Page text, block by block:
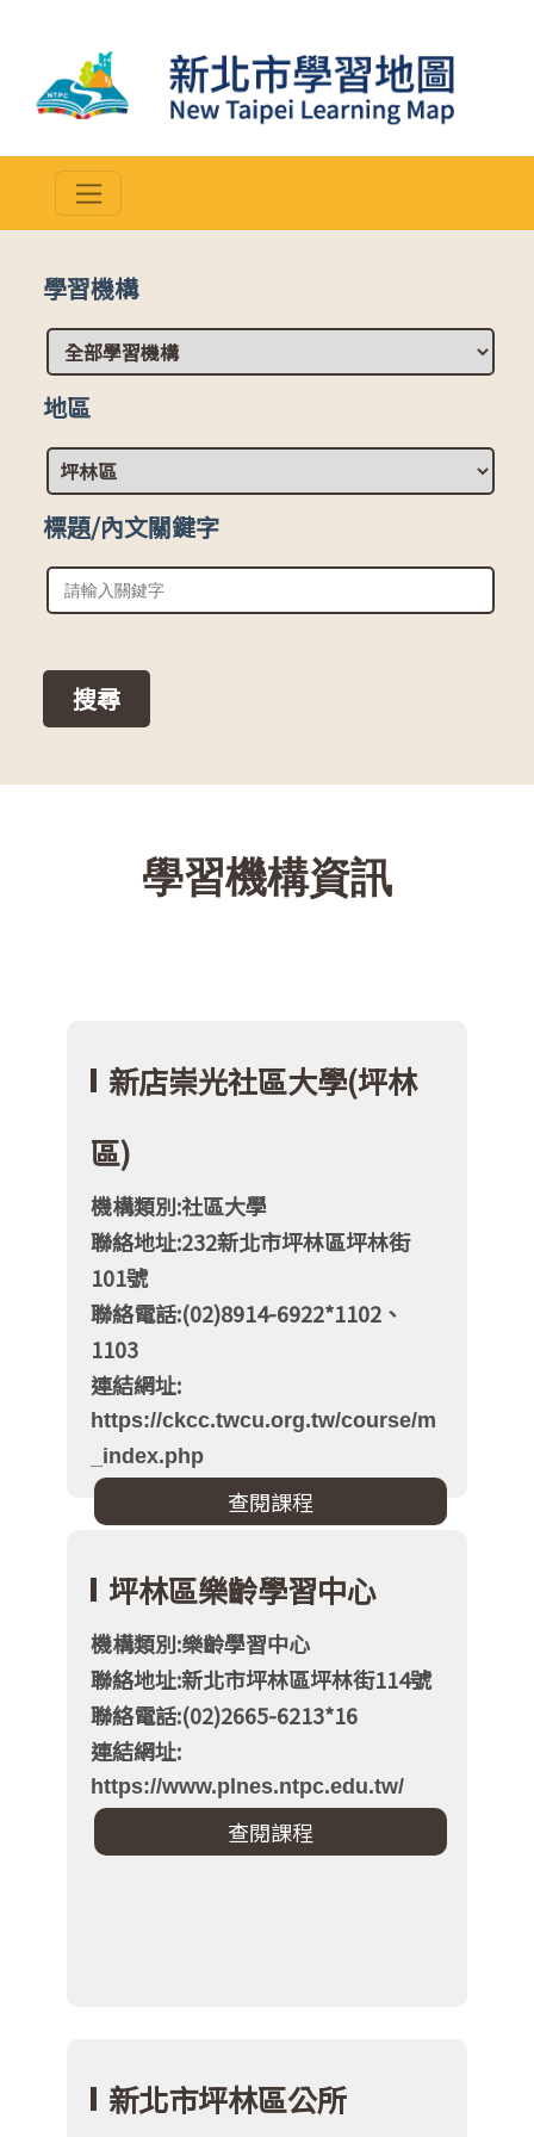
學習機構
地區
標題/內文關鍵字
學習機構資訊
新店崇光社區大學(坪林
區)
機構類別:社區大學
聯絡地址:232新北市坪林區坪林街
101號
聯絡電話:(02)8914-6922*1102、
1103
連結網址:
https://ckcc.twcu.org.tw/course/m
_index.php
坪林區樂齡學習中心
機構類別:樂齡學習中心
聯絡地址:新北市坪林區坪林街114號
聯絡電話:(02)2665-6213*16
連結網址:
https://www.plnes.ntpc.edu.tw/
新北市坪林區公所